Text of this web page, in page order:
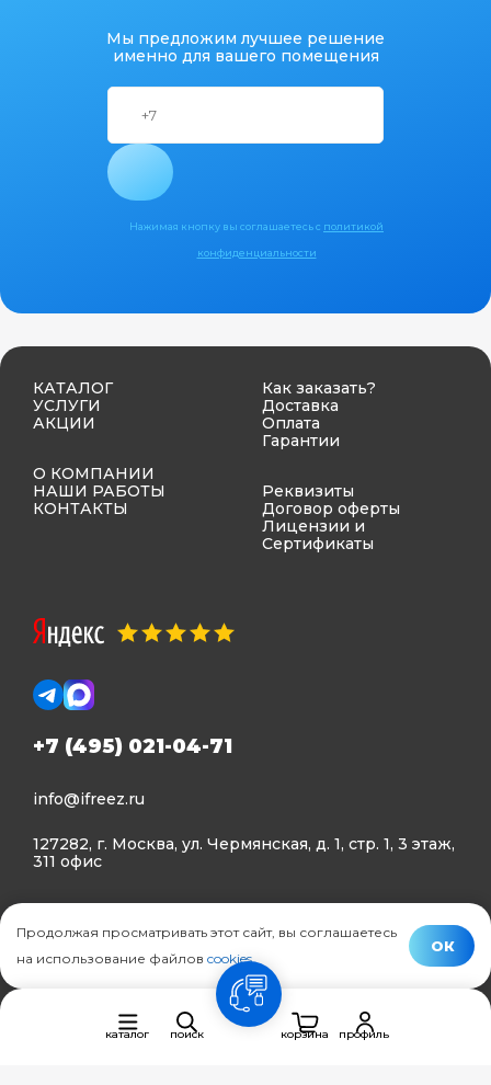
Мы предложим лучшее решение
именно для вашего помещения
Нажимая кнопку вы соглашаетесь с политикой
конфиденциальности
КАТАЛОГ
УСЛУГИ
АКЦИИ
О КОМПАНИИ
НАШИ РАБОТЫ
КОНТАКТЫ
Как заказать?
Доставка
Оплата
Гарантии
Реквизиты
Договор оферты
Лицензии и
Сертификаты
+7 (495) 021-04-71
info@ifreez.ru
127282, г. Москва, ул. Чермянская, д. 1, стр. 1, 3 этаж,
311 офис
Политика конфиденциальности
© Ifreez - продажа и установка климатической техники,
каталог поиск
связь
корзина
профиль
Продолжая просматривать этот сайт, вы соглашаетесь
на использование файлов cookies.
ОК